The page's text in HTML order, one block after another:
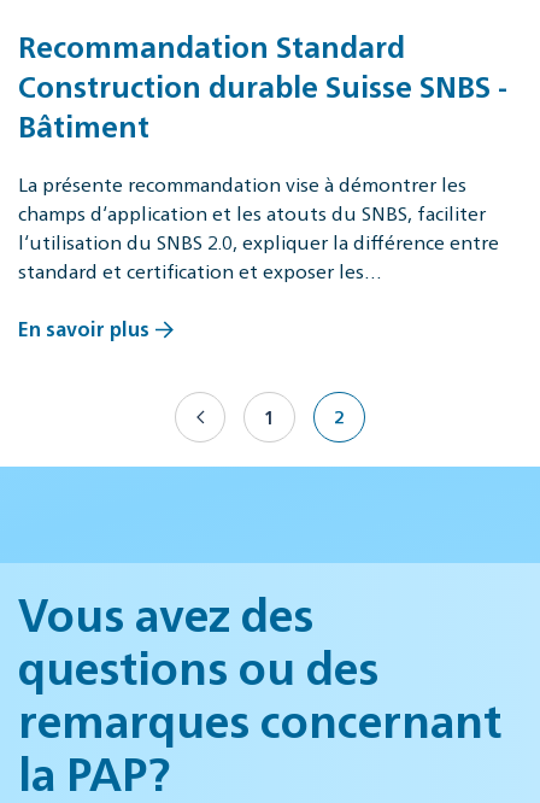
Recommandation Standard
Construction durable Suisse SNBS -
Bâtiment
La présente recommandation vise à démontrer les
champs d‘application et les atouts du SNBS, faciliter
l‘utilisation du SNBS 2.0, expliquer la différence entre
standard et certification et exposer les…
En savoir plus
1 2
Vous avez des
questions ou des
remarques concernant
la PAP?